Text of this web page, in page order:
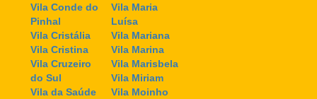
Vila Conde do
Pinhal
Vila Cristália
Vila Cristina
Vila Cruzeiro
do Sul
Vila da Saúde
Vila Maria
Luísa
Vila Mariana
Vila Marina
Vila Marisbela
Vila Miriam
Vila Moinho